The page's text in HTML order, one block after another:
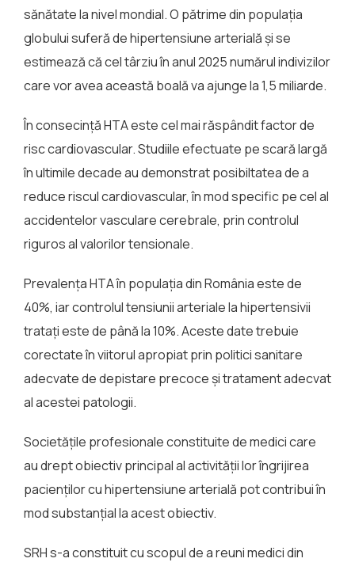
sănătate la nivel mondial. O pătrime din populaţia
globului suferă de hipertensiune arterială şi se
estimează că cel târziu în anul 2025 numărul indivizilor
care vor avea această boală va ajunge la 1,5 miliarde.
În consecinţă HTA este cel mai răspândit factor de
risc cardiovascular. Studiile efectuate pe scară largă
în ultimile decade au demonstrat posibiltatea de a
reduce riscul cardiovascular, în mod specific pe cel al
accidentelor vasculare cerebrale, prin controlul
riguros al valorilor tensionale.
Prevalenţa HTA în populaţia din România este de
40%, iar controlul tensiunii arteriale la hipertensivii
trataţi este de până la 10%. Aceste date trebuie
corectate în viitorul apropiat prin politici sanitare
adecvate de depistare precoce şi tratament adecvat
al acestei patologii.
Societăţile profesionale constituite de medici care
au drept obiectiv principal al activităţii lor îngrijirea
pacienţilor cu hipertensiune arterială pot contribui în
mod substanţial la acest obiectiv.
SRH s-a constituit cu scopul de a reuni medici din